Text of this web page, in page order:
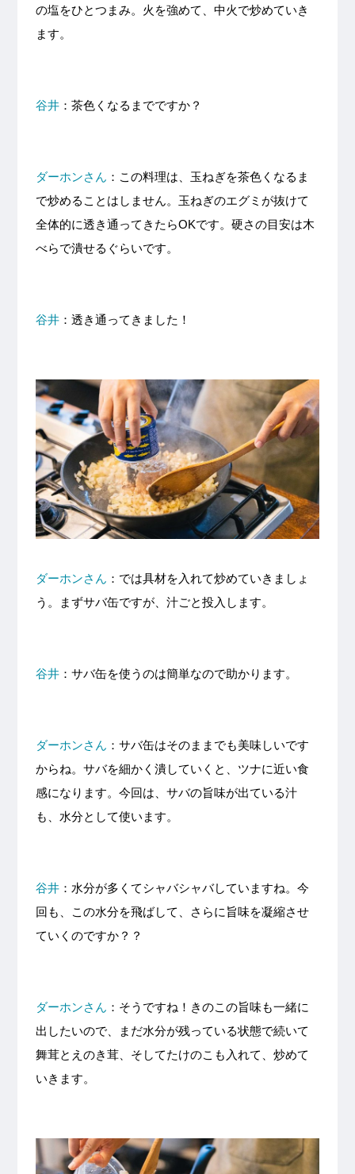
の塩をひとつまみ。火を強めて、中火で炒めていき
ます。
谷井：茶色くなるまでですか？
ダーホンさん ：この料理は、玉ねぎを茶色くなるま
で炒めることはしません。玉ねぎのエグミが抜けて
全体的に透き通ってきたらOKです。硬さの目安は木
べらで潰せるぐらいです。
谷井：透き通ってきました！
ダーホンさん ：では具材を入れて炒めていきましょ
う。まずサバ缶ですが、汁ごと投入します。
谷井：サバ缶を使うのは簡単なので助かります。
ダーホンさん ：サバ缶はそのままでも美味しいです
からね。サバを細かく潰していくと、ツナに近い食
感になります。今回は、サバの旨味が出ている汁
も、水分として使います。
谷井：水分が多くてシャバシャバしていますね。今
回も、この水分を飛ばして、さらに旨味を凝縮させ
ていくのですか？？
ダーホンさん ：そうですね！きのこの旨味も一緒に
出したいので、まだ水分が残っている状態で続いて
舞茸とえのき茸、そしてたけのこも入れて、炒めて
いきます。